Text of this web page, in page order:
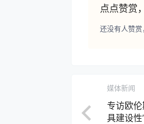
点点赞赏
还没有人赞赏
媒体新闻
专访欧
具建设